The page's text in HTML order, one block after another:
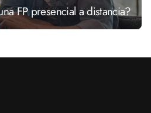
FP presencial a distancia?